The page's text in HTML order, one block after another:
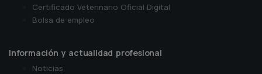
Certificado Veterinario Oficial Digital
Bolsa de empleo
Información y actualidad profesional
Noticias